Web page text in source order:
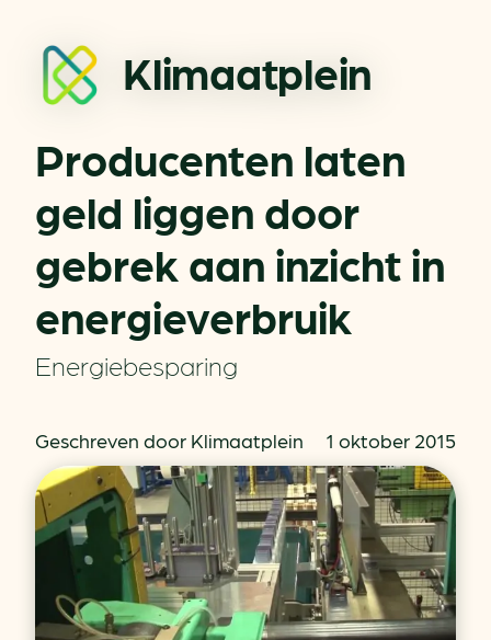
Klimaatplein
Producenten laten
geld liggen door
gebrek aan inzicht in
energieverbruik
Energiebesparing
Geschreven door Klimaatplein 1 oktober 2015